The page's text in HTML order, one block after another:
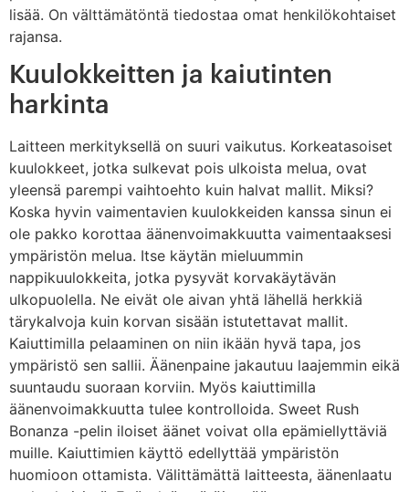
lisää. On välttämätöntä tiedostaa omat henkilökohtaiset
rajansa.
Kuulokkeitten ja kaiutinten
harkinta
Laitteen merkityksellä on suuri vaikutus. Korkeatasoiset
kuulokkeet, jotka sulkevat pois ulkoista melua, ovat
yleensä parempi vaihtoehto kuin halvat mallit. Miksi?
Koska hyvin vaimentavien kuulokkeiden kanssa sinun ei
ole pakko korottaa äänenvoimakkuutta vaimentaaksesi
ympäristön melua. Itse käytän mieluummin
nappikuulokkeita, jotka pysyvät korvakäytävän
ulkopuolella. Ne eivät ole aivan yhtä lähellä herkkiä
tärykalvoja kuin korvan sisään istutettavat mallit.
Kaiuttimilla pelaaminen on niin ikään hyvä tapa, jos
ympäristö sen sallii. Äänenpaine jakautuu laajemmin eikä
suuntaudu suoraan korviin. Myös kaiuttimilla
äänenvoimakkuutta tulee kontrolloida. Sweet Rush
Bonanza -pelin iloiset äänet voivat olla epämiellyttäviä
muille. Kaiuttimien käyttö edellyttää ympäristön
huomioon ottamista. Välittämättä laitteesta, äänenlaatu